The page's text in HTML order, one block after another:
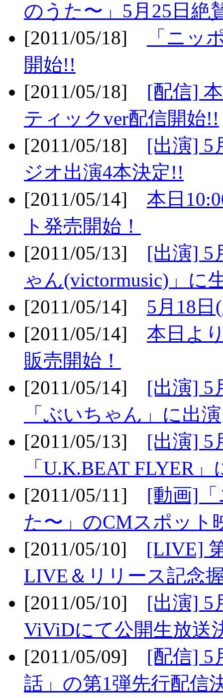
のうた〜」5月25日絶
[2011/05/18]
「ニッ
開始!!
[2011/05/18] [配信]
ティックver配信開始!!
[2011/05/18] [出演] 5
ジオ出演4本決定!!
[2011/05/14] 本日
ト発売開始！
[2011/05/13] [出演] 5
ゃん(victormusic)」に
[2011/05/14] 5月18
[2011/05/14] 本日よ
販売開始！
[2011/05/14] [出演] 5
「ぶいちゃん」に出演
[2011/05/13] [出演] 5
「U.K.BEAT FLYER
[2011/05/11] [動画]
た〜」のCMスポット
[2011/05/10] [LIVE]
LIVE＆リリース記念
[2011/05/10] [出演] 5
ViViDにて公開生放送
[2011/05/09] [配信] 5
話」の第1弾先行配信